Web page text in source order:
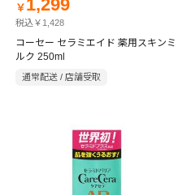
￥ 1,299
税込￥1,428
コーセー セラミエイド 薬用スキンミ
ルク 250ml
通常配送 / 店舗受取